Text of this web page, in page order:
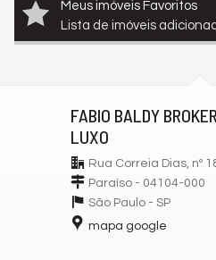
Meus imóveis Favoritos
Lista de imóveis
FABIO BALDY
LUXO
Rua Correia Dias, nº
Paraíso - 04104-000
São Paulo - SP
mapa google